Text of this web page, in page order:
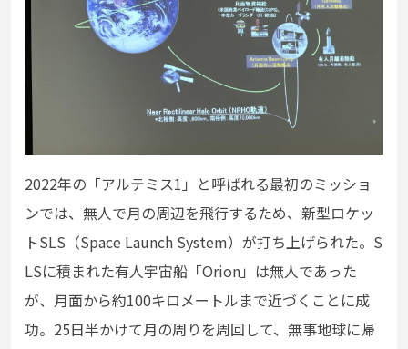
2022年の「アルテミス1」と呼ばれる最初のミッショ
ンでは、無人で月の周辺を飛行するため、新型ロケッ
トSLS（Space Launch System）が打ち上げられた。S
LSに積まれた有人宇宙船「Orion」は無人であった
が、月面から約100キロメートルまで近づくことに成
功。25日半かけて月の周りを周回して、無事地球に帰